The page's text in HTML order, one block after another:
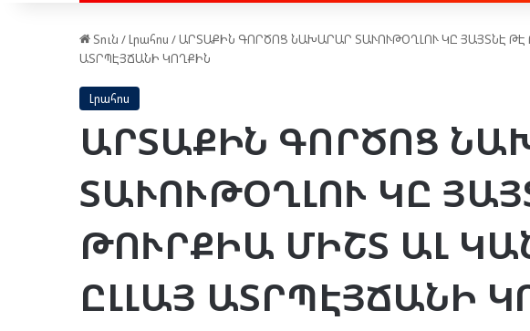
Տուն /Լրահոս /ԱՐՏԱՔԻՆ ԳՈՐԾՈՑ ՆԱԽԱՐԱՐ ՏԱՒՈՒԹՕՂԼՈՒ ԿԸ ՅԱՅՏՆԷ ԹԷ
ԱՏՐՊԷՅՃԱՆԻ ԿՈՂՔԻՆ
Լրահոս
ԱՐՏԱՔԻՆ ԳՈՐԾՈՑ
ՏԱՒՈՒԹՕՂԼՈՒ ԿԸ
ԹՈՒՐՔԻԱ ՄԻՇՏ ԱԼ
ԸԼԼԱՅ ԱՏՐՊԷՅՃԱՆԻ